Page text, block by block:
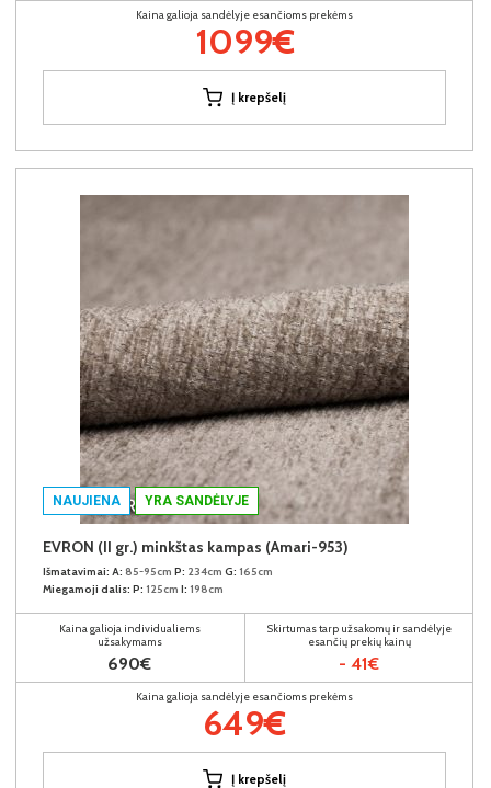
Kaina galioja sandėlyje esančioms prekėms
1099€
Į krepšelį
NAUJIENA YRA SANDĖLYJE
EVRON (II gr.) minkštas kampas (Amari-953)
Išmatavimai: A: 85-95cm P: 234cm G: 165cm
Miegamoji dalis: P: 125cm I: 198cm
Kaina galioja individualiems
užsakymams
690€
Skirtumas tarp užsakomų ir sandėlyje
esančių prekių kainų
- 41€
Kaina galioja sandėlyje esančioms prekėms
649€
Į krepšelį